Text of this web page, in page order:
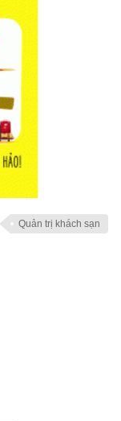
Quản trị khách sạn